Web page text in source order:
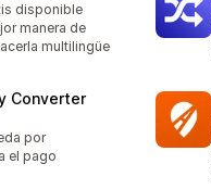
disponible
manera de
multilingüe
Converter
por
el pago